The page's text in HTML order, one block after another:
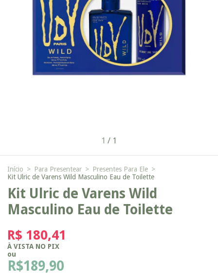
1 / 1
Início > Para Presentear > Presentes Para Ele >
Kit Ulric de Varens Wild Masculino Eau de Toilette
Kit Ulric de Varens Wild
Masculino Eau de Toilette
R$ 180,41
À VISTA NO PIX
ou
R$189,90